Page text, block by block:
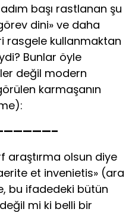
başı rastlanan şu
dini» ve daha
rasgele kullanmaktan
Bunlar öyle
değil modern
karmaşanın
araştırma olsun diye
et invenietis» (ara
bu ifadedeki bütün
mi ki belli bir